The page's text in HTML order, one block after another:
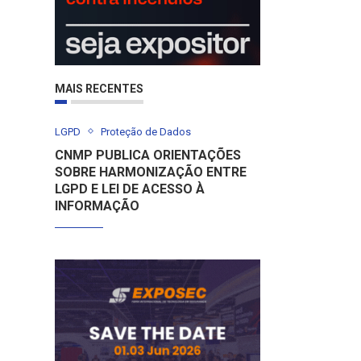
MAIS RECENTES
LGPD Proteção de Dados
CNMP PUBLICA ORIENTAÇÕES
SOBRE HARMONIZAÇÃO ENTRE
LGPD E LEI DE ACESSO À
INFORMAÇÃO